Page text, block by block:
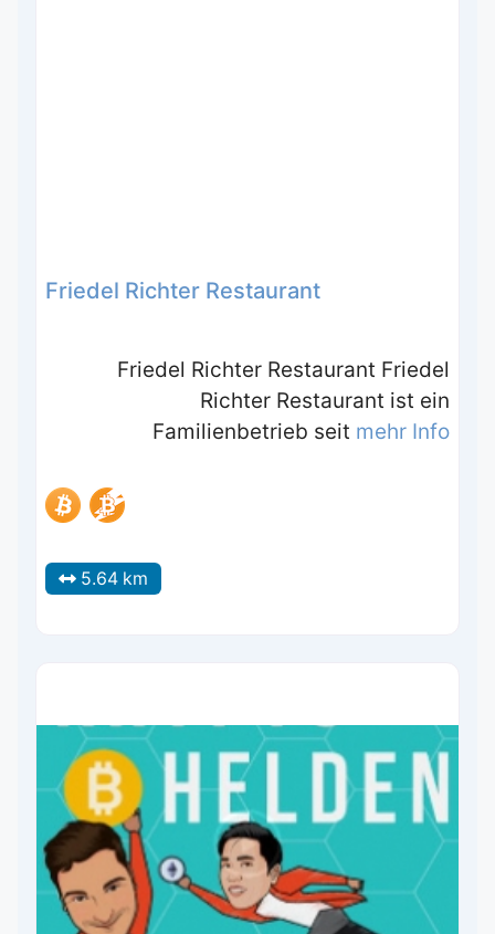
Friedel Richter Restaurant
Friedel Richter Restaurant Friedel
Richter Restaurant ist ein
Familienbetrieb seit mehr Info
5.64 km